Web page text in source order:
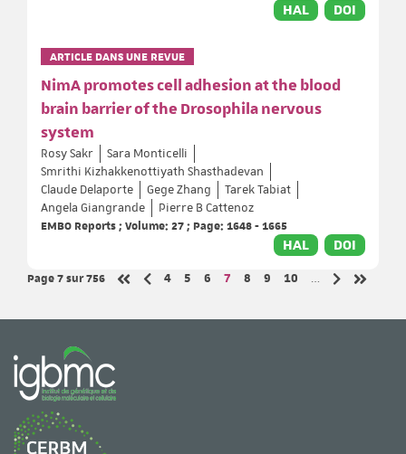
HAL DOI
ARTICLE DANS UNE REVUE
NimA promotes cell adhesion at the blood
brain barrier of the Drosophila nervous
system
Rosy Sakr
Sara Monticelli
Smrithi Kizhakkenottiyath Shasthadevan
Claude Delaporte
Gege Zhang
Tarek Tabiat
Angela Giangrande
Pierre B Cattenoz
EMBO Reports ; Volume: 27 ; Page: 1648 - 1665
HAL DOI
Page 7sur 756
Page
4 Page
5 Page
6 Page
7 Page
8 Page
9 Page
10
…